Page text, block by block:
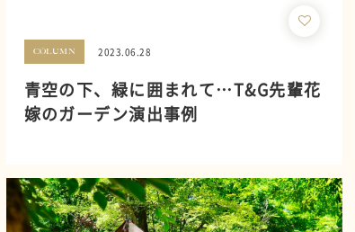
COLUMN 2023.06.28
青空の下、緑に囲まれて…T&G先輩花
嫁のガーデン演出事例